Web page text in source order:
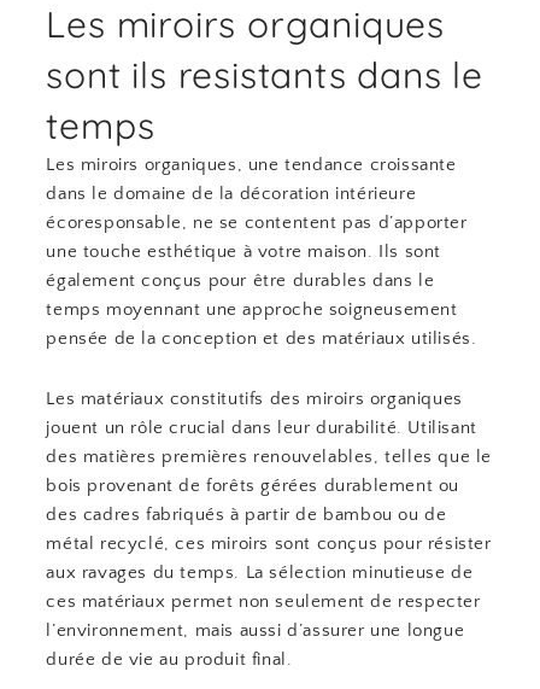
Les miroirs organiques
sont ils resistants dans le
temps
Les miroirs organiques, une tendance croissante
dans le domaine de la décoration intérieure
écoresponsable, ne se contentent pas d’apporter
une touche esthétique à votre maison. Ils sont
également conçus pour être durables dans le
temps moyennant une approche soigneusement
pensée de la conception et des matériaux utilisés.
Les matériaux constitutifs des miroirs organiques
jouent un rôle crucial dans leur durabilité. Utilisant
des matières premières renouvelables, telles que le
bois provenant de forêts gérées durablement ou
des cadres fabriqués à partir de bambou ou de
métal recyclé, ces miroirs sont conçus pour résister
aux ravages du temps. La sélection minutieuse de
ces matériaux permet non seulement de respecter
l’environnement, mais aussi d’assurer une longue
durée de vie au produit final.